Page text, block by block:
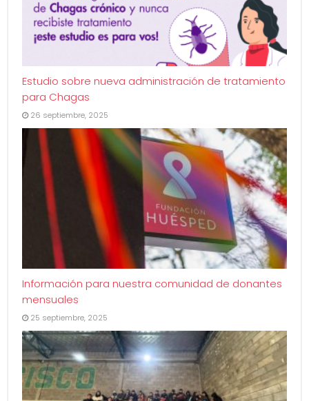
Estudio sobre nueva administración de tratamiento
para Chagas
26 septiembre, 2025
Información para nuestra comunidad de donantes
mensuales
25 septiembre, 2025